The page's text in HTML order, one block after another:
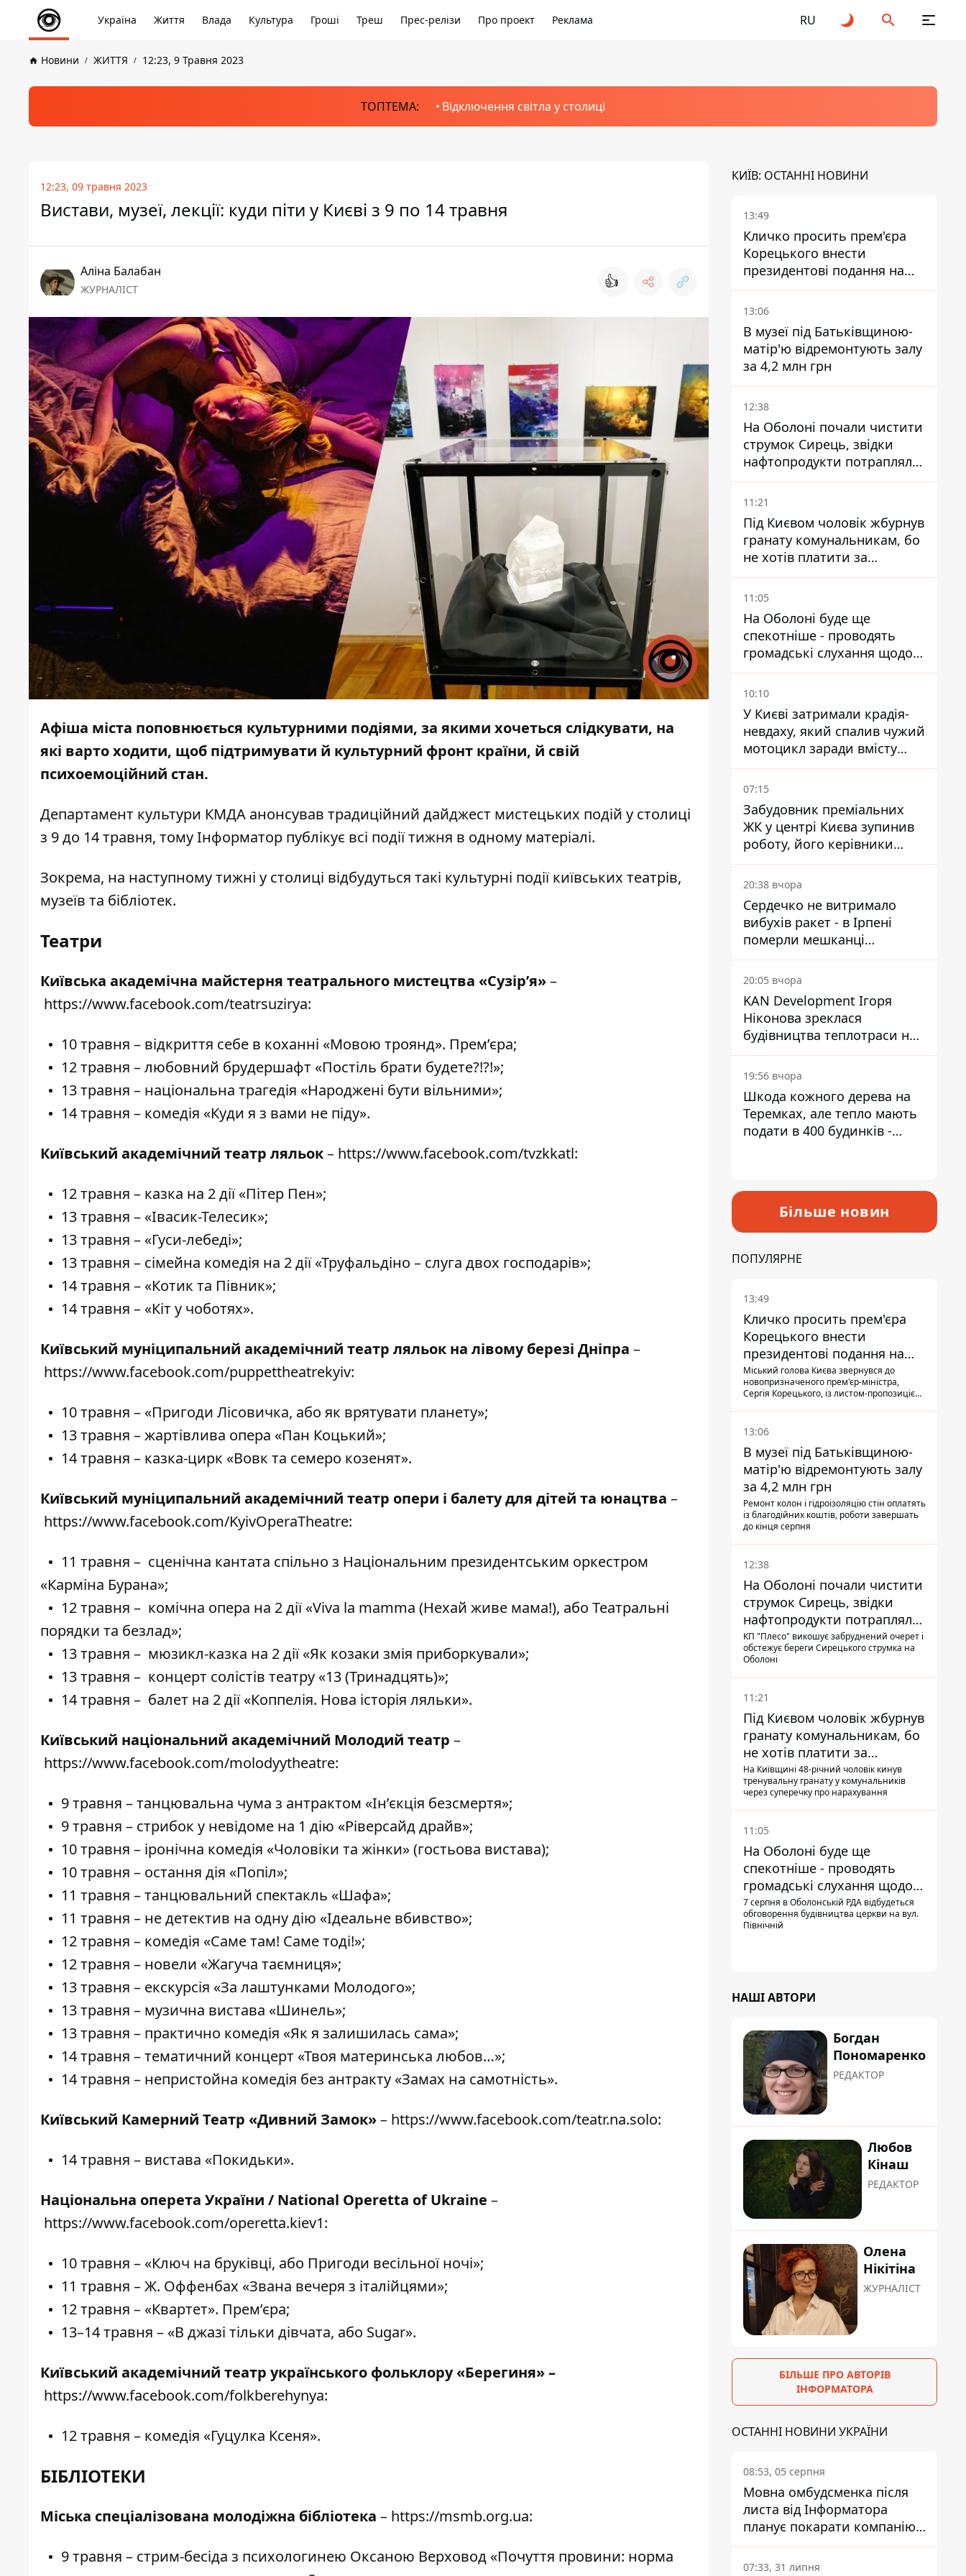
Україна Життя Влада Культура Гроші Треш Прес-релізи Про проект Реклама RU
Новини ЖИТТЯ 12:23, 9 Травня 2023
ТОПТЕМА: Відключення світла у столиці
12:23, 09 травня 2023
Вистави, музеї, лекції: куди піти у Києві з 9 по 14 травня
Аліна Балабан
ЖУРНАЛІСТ 👍
Афіша міста поповнюється культурними подіями, за якими хочеться слідкувати, на
які варто ходити, щоб підтримувати й культурний фронт країни, й свій
психоемоційний стан.
Департамент культури КМДА анонсував традиційний дайджест мистецьких подій у столиці
з 9 до 14 травня, томуІнформатор публікує всі події тижня в одному матеріалі.
Зокрема, на наступному тижні у столиці відбудуться такі культурні події київських театрів,
музеїв та бібліотек.
Театри
Київська академічна майстерня театрального мистецтва «Сузір’я»–
https://www.facebook.com/teatrsuzirya:
10 травня – відкриття себе в коханні «Мовою троянд». Прем’єра;
12 травня – любовний брудершафт «Постіль брати будете?!?!»;
13 травня – національна трагедія «Народжені бути вільними»;
14 травня – комедія «Куди я з вами не піду».
Київський академічний театр ляльок– https://www.facebook.com/tvzkkatl:
12 травня – казка на 2 дії «Пітер Пен»;
13 травня – «Івасик-Телесик»;
13 травня – «Гуси-лебеді»;
13 травня – сімейна комедія на 2 дії «Труфальдіно – слуга двох господарів»;
14 травня – «Котик та Півник»;
14 травня – «Кіт у чоботях».
Київський муніципальний академічний театр ляльок на лівому березі Дніпра –
https://www.facebook.com/puppettheatrekyiv:
10 травня – «Пригоди Лісовичка, або як врятувати планету»;
13 травня – жартівлива опера «Пан Коцький»;
14 травня – казка-цирк «Вовк та семеро козенят».
Київський муніципальний академічний театр опери і балету для дітей та юнацтва –
https://www.facebook.com/KyivOperaTheatre:
11 травня – сценічна кантата спільно з Національним президентським оркестром
«Карміна Бурана»;
12 травня – комічна опера на 2 дії «Viva la mamma (Нехай живе мама!), або Театральні
порядки та безлад»;
13 травня – мюзикл-казка на 2 дії «Як козаки змія приборкували»;
13 травня – концерт солістів театру «13 (Тринадцять)»;
14 травня – балет на 2 дії «Коппелія. Нова історія ляльки».
Київський національний академічний Молодий театр –
https://www.facebook.com/molodyytheatre:
9 травня – танцювальна чума з антрактом «Ін’єкція безсмертя»;
9 травня – стрибок у невідоме на 1 дію «Ріверсайд драйв»;
10 травня – іронічна комедія «Чоловіки та жінки» (гостьова вистава);
10 травня – остання дія «Попіл»;
11 травня – танцювальний спектакль «Шафа»;
11 травня – не детектив на одну дію «Ідеальне вбивство»;
12 травня – комедія «Саме там! Саме тоді!»;
12 травня – новели «Жагуча таємниця»;
13 травня – екскурсія «За лаштунками Молодого»;
13 травня – музична вистава «Шинель»;
13 травня – практично комедія «Як я залишилась сама»;
14 травня – тематичний концерт «Твоя материнська любов…»;
14 травня – непристойна комедія без антракту «Замах на самотність».
Київський Камерний Театр «Дивний Замок»– https://www.facebook.com/teatr.na.solo:
14 травня – вистава «Покидьки».
Національна оперета України / National Operetta of Ukraine –
https://www.facebook.com/operetta.kiev1:
10 травня – «Ключ на бруківці, або Пригоди весільної ночі»;
11 травня – Ж. Оффенбах «Звана вечеря з італійцями»;
12 травня – «Квартет». Прем’єра;
13–14 травня – «В джазі тільки дівчата, або Sugar».
Київський академічний театр українського фольклору «Берегиня» –
https://www.facebook.com/folkberehynya:
12 травня – комедія «Гуцулка Ксеня».
БІБЛІОТЕКИ
Міська спеціалізована молодіжна бібліотека – https://msmb.org.ua:
9 травня – стрим-бесіда з психологинею Оксаною Верховод «Почуття провини: норма
КИЇВ: ОСТАННІ НОВИНИ
13:49
Кличко просить прем'єра
Корецького внести
президентові подання на
звільнення володаря
Троєщини Бахматова
13:06
В музеї під Батьківщиною-
матір'ю відремонтують залу
за 4,2 млн грн
12:38
На Оболоні почали чистити
струмок Сирець, звідки
нафтопродукти потрапляли
до озер
11:21
Під Києвом чоловік жбурнув
гранату комунальникам, бо
не хотів платити за
квитанціями
11:05
На Оболоні буде ще
спекотніше - проводять
громадські слухання щодо
храму УГКЦ на Північній
10:10
У Києві затримали крадія-
невдаху, який спалив чужий
мотоцикл заради вмісту
багажника
07:15
Забудовник преміальних
ЖК у центрі Києва зупинив
роботу, його керівники
втекли з України - Bihus.info
20:38 вчора
Сердечко не витримало
вибухів ракет - в Ірпені
померли мешканці
притулку для собак з
інвалідністю
20:05 вчора
KAN Development Ігоря
Ніконова зреклася
будівництва теплотраси на
Теремках
19:56 вчора
Шкода кожного дерева на
Теремках, але тепло мають
подати в 400 будинків -
Більше новин
ПОПУЛЯРНЕ
13:49
Кличко просить прем'єра
Корецького внести
президентові подання на
звільнення володаря
Троєщини Бахматова
Міський голова Києва звернувся до
новопризначеного прем'єр-міністра,
Сергія Корецького, із листом-пропозицією
13:06
В музеї під Батьківщиною-
матір'ю відремонтують залу
за 4,2 млн грн
Ремонт колон і гідроізоляцію стін оплатять
із благодійних коштів, роботи завершать
до кінця серпня
12:38
На Оболоні почали чистити
струмок Сирець, звідки
нафтопродукти потрапляли
до озер
КП "Плесо" викошує забруднений очерет і
обстежує береги Сирецького струмка на
Оболоні
11:21
Під Києвом чоловік жбурнув
гранату комунальникам, бо
не хотів платити за
квитанціями
На Київщині 48-річний чоловік кинув
тренувальну гранату у комунальників
через суперечку про нарахування
11:05
На Оболоні буде ще
спекотніше - проводять
громадські слухання щодо
храму УГКЦ на Північній
7 серпня в Оболонській РДА відбудеться
обговорення будівництва церкви на вул.
Північній
НАШІ АВТОРИ
Богдан
Пономаренко
РЕДАКТОР
Любов
Кінаш
РЕДАКТОР
Олена
Нікітіна
ЖУРНАЛІСТ
БІЛЬШЕ ПРО АВТОРІВ
ІНФОРМАТОРА
ОСТАННІ НОВИНИ УКРАЇНИ
08:53, 05 серпня
Мовна омбудсменка після
листа від Інформатора
планує покарати компанію-
підрядника ПриватБанку
07:33, 31 липня